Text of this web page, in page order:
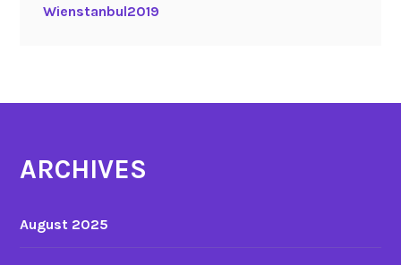
Wienstanbul2019
ARCHIVES
August 2025